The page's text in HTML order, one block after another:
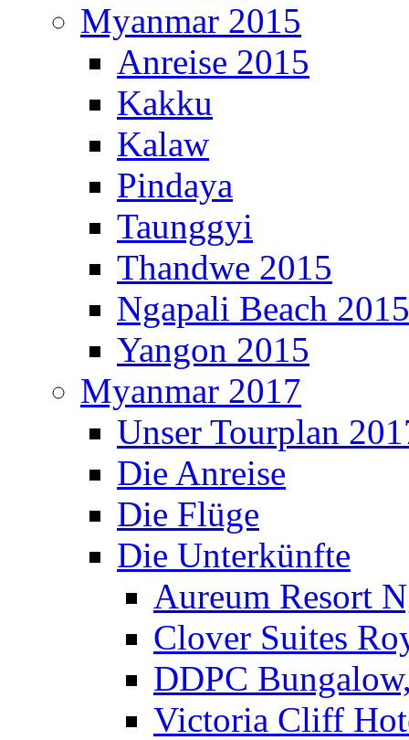
Myanmar 2015
Anreise 2015
Kakku
Kalaw
Pindaya
Taunggyi
Thandwe 2015
Ngapali Beach 2015
Yangon 2015
Myanmar 2017
Unser Tourplan
Die Anreise
Die Flüge
Die Unterkünfte
Aureum Resort
Clover Suites
DDPC
Victoria Cliff